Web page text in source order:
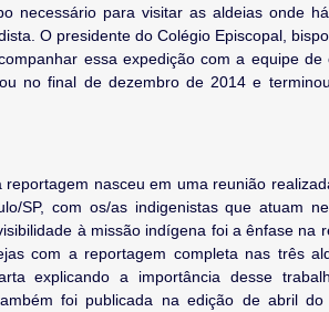
necessário para visitar as aldeias onde
O presidente do Colégio Episcopal,
essa expedição com a equipe de
no final de dezembro de 2014 e
reportagem nasceu em uma reunião
SP, com os/as indigenistas que atuam
à missão indígena foi a ênfase na
com a reportagem completa nas três
explicando a importância desse
foi publicada na edição de abril do